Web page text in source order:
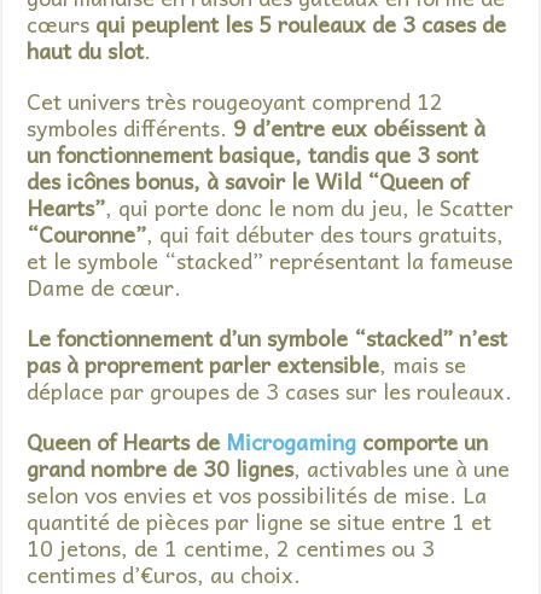
cœurs qui peuplent les 5 rouleaux de 3 cases de
haut du slot.
Cet univers très rougeoyant comprend 12
symboles différents. 9 d’entre eux obéissent à
un fonctionnement basique, tandis que 3 sont
des icônes bonus, à savoir le Wild “Queen of
Hearts”, qui porte donc le nom du jeu, le Scatter
“Couronne”, qui fait débuter des tours gratuits,
et le symbole “stacked” représentant la fameuse
Dame de cœur.
Le fonctionnement d’un symbole “stacked” n’est
pas à proprement parler extensible, mais se
déplace par groupes de 3 cases sur les rouleaux.
Queen of Hearts de Microgaming comporte un
grand nombre de 30 lignes, activables une à une
selon vos envies et vos possibilités de mise. La
quantité de pièces par ligne se situe entre 1 et
10 jetons, de 1 centime, 2 centimes ou 3
centimes d’€uros, au choix.